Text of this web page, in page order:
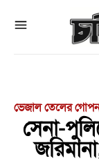
ভেজাল তেলের
সেনা-